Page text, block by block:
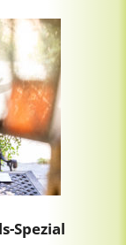
Spezial